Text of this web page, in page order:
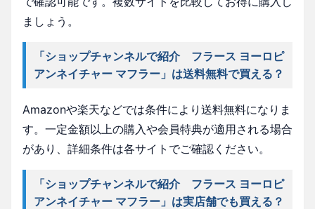
ましょう。
「ショップチャンネルで紹介 フラース ヨーロピ
アンネイチャー マフラー」は送料無料で買える？
Amazonや楽天などでは条件により送料無料になりま
す。一定金額以上の購入や会員特典が適用される場合
があり、詳細条件は各サイトでご確認ください。
「ショップチャンネルで紹介 フラース ヨーロピ
アンネイチャー マフラー」は実店舗でも買える？